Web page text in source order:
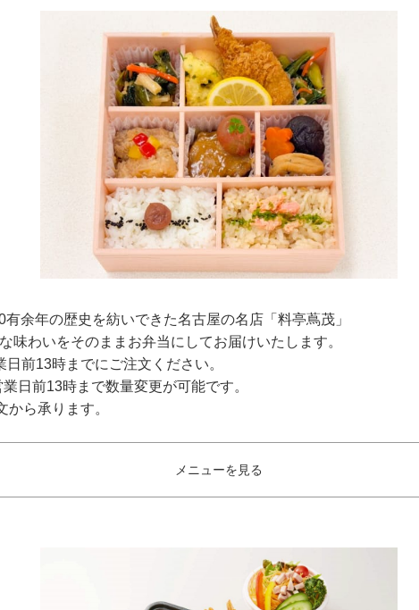
余年の歴史を紡いできた名古屋の名店「料亭蔦茂」
味わいをそのままお弁当にしてお届けいたします。
前13時までにご注文ください。
日前13時まで数量変更が可能です。
ら承ります。
メニューを見る